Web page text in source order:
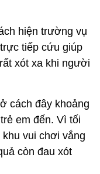
hiện trường vụ
tiếp cứu giúp
xót xa khi người
cách đây khoảng
em đến. Vì tối
vui chơi vắng
còn đau xót